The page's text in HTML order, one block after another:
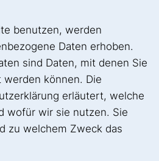
benutzen, werden
Daten erhoben.
sind Daten, mit denen Sie
können. Die
erläutert, welche
wofür wir sie nutzen. Sie
zu welchem Zweck das